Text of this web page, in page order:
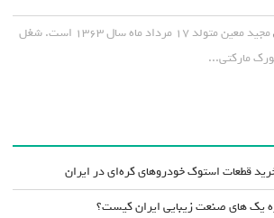
مجید معین متولد ۱۷ مرداد ماه سال ۱۳۶۳ است. شغل
مارکتی...
قطعات استوک خودروهای کره‌ای در ایران
یک های صنعت زیبایی ایران کیست؟